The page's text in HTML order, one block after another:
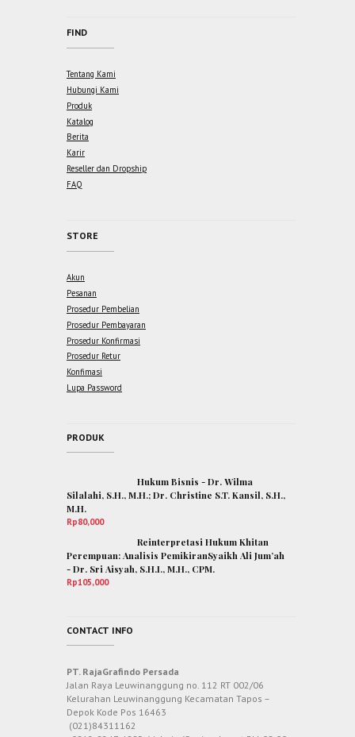
FIND
Tentang Kami
Hubungi Kami
Produk
Katalog
Berita
Karir
Reseller dan Dropship
FAQ
STORE
Akun
Pesanan
Prosedur Pembelian
Prosedur Pembayaran
Prosedur Konfirmasi
Prosedur Retur
Konfimasi
Lupa Password
PRODUK
Hukum Bisnis - Dr. Wilma
Silalahi, S.H., M.H.; Dr. Christine S.T. Kansil, S.H.,
M.H.
Rp80,000
Reinterpretasi Hukum Khitan
Perempuan: Analisis PemikiranSyaikh Ali Jum’ah
- Dr. Sri Aisyah, S.H.I., M.H., CPM.
Rp105,000
CONTACT INFO
PT. RajaGrafindo Persada
Jalan Raya Leuwinanggung no. 112 RT 002/06
Kelurahan Leuwinanggung Kecamatan Tapos –
Depok Kode Pos 16463
(021)84311162